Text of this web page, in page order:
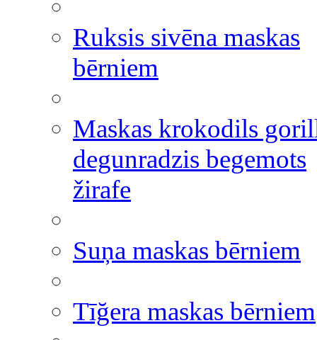
Ruksis sivēna maskas
bērniem
Maskas krokodils
degunradzis begemots
žirafe
Suņa maskas bērniem
Tīğera maskas bērniem